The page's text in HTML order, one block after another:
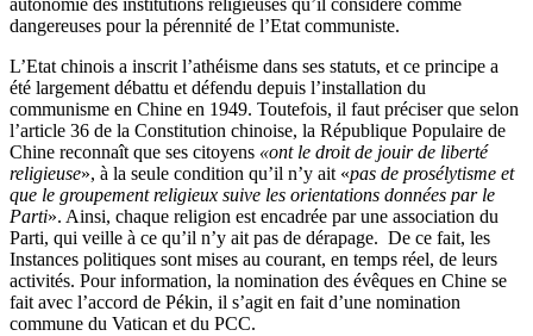
autonomie des institutions religieuses qu’il considère comme
dangereuses pour la pérennité de l’Etat communiste.
L’Etat chinois a inscrit l’athéisme dans ses statuts, et ce principe a
été largement débattu et défendu depuis l’installation du
communisme en Chine en 1949. Toutefois, il faut préciser que selon
l’article 36 de la Constitution chinoise, la République Populaire de
Chine reconnaît que ses citoyens «ont le droit de jouir de liberté
religieuse», à la seule condition qu’il n’y ait «pas de prosélytisme et
que le groupement religieux suive les orientations données par le
Parti». Ainsi, chaque religion est encadrée par une association du
Parti, qui veille à ce qu’il n’y ait pas de dérapage. De ce fait, les
Instances politiques sont mises au courant, en temps réel, de leurs
activités. Pour information, la nomination des évêques en Chine se
fait avec l’accord de Pékin, il s’agit en fait d’une nomination
commune du Vatican et du PCC.